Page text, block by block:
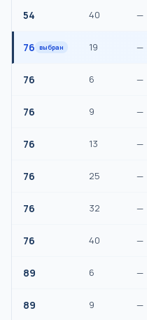
54 40 —
76 выбран 19 —
76 6 —
76 9 —
76 13 —
76 25 —
76 32 —
76 40 —
89 6 —
89 9 —